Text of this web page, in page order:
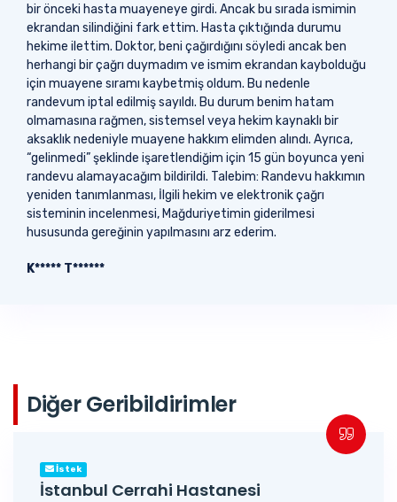
bir önceki hasta muayeneye girdi. Ancak bu sırada ismimin
ekrandan silindiğini fark ettim. Hasta çıktığında durumu
hekime ilettim. Doktor, beni çağırdığını söyledi ancak ben
herhangi bir çağrı duymadım ve ismim ekrandan kaybolduğu
için muayene sıramı kaybetmiş oldum. Bu nedenle
randevum iptal edilmiş sayıldı. Bu durum benim hatam
olmamasına rağmen, sistemsel veya hekim kaynaklı bir
aksaklık nedeniyle muayene hakkım elimden alındı. Ayrıca,
“gelinmedi” şeklinde işaretlendiğim için 15 gün boyunca yeni
randevu alamayacağım bildirildi. Talebim: Randevu hakkımın
yeniden tanımlanması, İlgili hekim ve elektronik çağrı
sisteminin incelenmesi, Mağduriyetimin giderilmesi
hususunda gereğinin yapılmasını arz ederim.
K***** T******
Diğer Geribildirimler
İstek
İstanbul Cerrahi Hastanesi